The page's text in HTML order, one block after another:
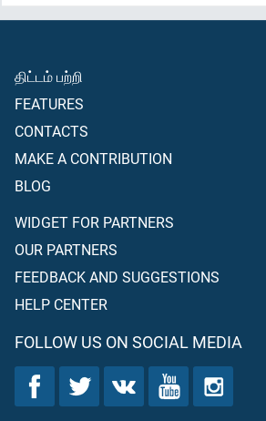
திட்டம் பற்றி
FEATURES
CONTACTS
MAKE A CONTRIBUTION
BLOG
WIDGET FOR PARTNERS
OUR PARTNERS
FEEDBACK AND SUGGESTIONS
HELP CENTER
FOLLOW US ON SOCIAL MEDIA